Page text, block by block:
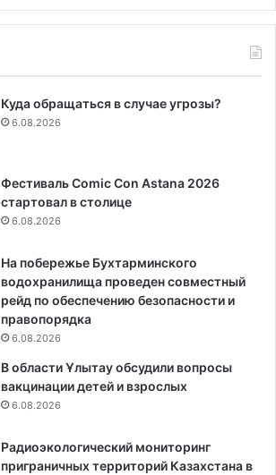
Куда обращаться в случае угрозы?
6.08.2026
Фестиваль Comic Con Astana 2026
стартовал в столице
6.08.2026
На побережье Бухтарминского
водохранилища проведен совместный
рейд по обеспечению безопасности и
правопорядка
6.08.2026
В области Ұлытау обсудили вопросы
вакцинации детей и взрослых
6.08.2026
Радиоэкологический мониторинг
приграничных территорий Казахстана в